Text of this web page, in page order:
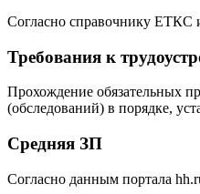
Согласно справочнику ЕТКС
Требования к
Прохождение обязательных
(обследований) в порядке,
Средняя ЗП
Согласно данным портала